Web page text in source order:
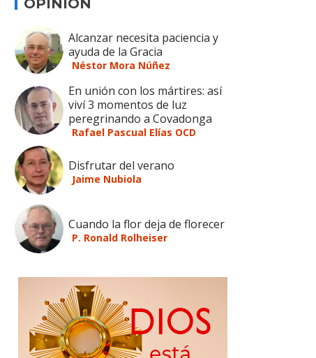
OPINION
Alcanzar necesita paciencia y
ayuda de la Gracia
Néstor Mora Núñez
En unión con los mártires: así
viví 3 momentos de luz
peregrinando a Covadonga
Rafael Pascual Elías OCD
Disfrutar del verano
Jaime Nubiola
Cuando la flor deja de florecer
P. Ronald Rolheiser